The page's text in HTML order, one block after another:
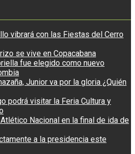
vibrará con las Fiestas del Cerro
se vive en Copacabana
fue elegido como nuevo
Junior va por la gloria ¿Quién
podrá visitar la Feria Cultura y
Nacional en la final de ida de
a la presidencia este